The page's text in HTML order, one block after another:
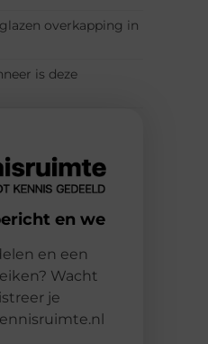
overkapping in
is deze
en we
en een
Wacht
je